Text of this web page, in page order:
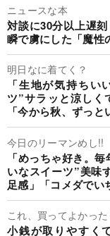
ニュースな本
対談に30分以上遅
瞬で虜にした「魔性
明日なに着てく？
「生地が気持ち
ツ”サラッと涼しく
「今から秋、ずっ
今日のリーマンめし!!
「めっちゃ好き。
いなスイーツ”美味
足感」「コメダでい
これ、買ってよかった
小銭が取りやすく